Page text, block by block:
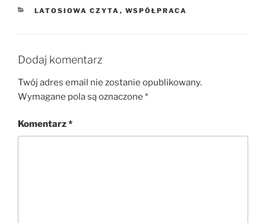
KATEGORIE
LATOSIOWA CZYTA , WSPÓŁPRACA
Dodaj komentarz
Twój adres email nie zostanie opublikowany.
Wymagane pola są oznaczone *
Komentarz*